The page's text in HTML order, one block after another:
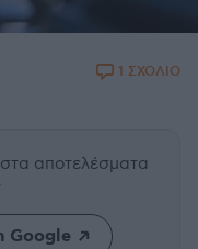
1 ΣΧΟΛΙΟ
στα αποτελέσματα
Google